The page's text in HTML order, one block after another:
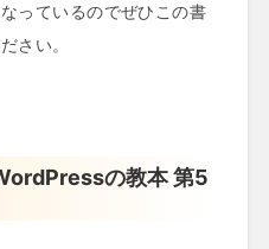
っているのでぜひこの書
さい。
の教本 第5